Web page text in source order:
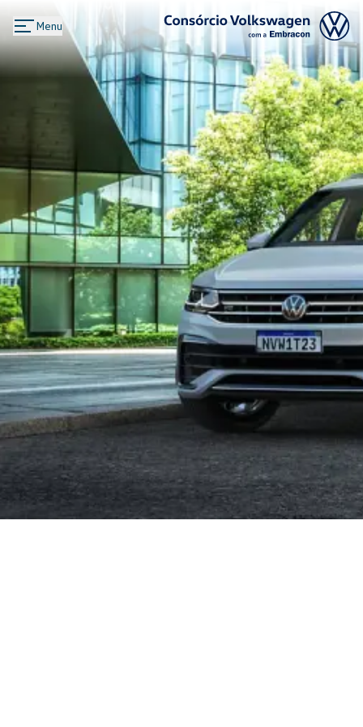
Menu
Logo Consórcio Volkswagen com a